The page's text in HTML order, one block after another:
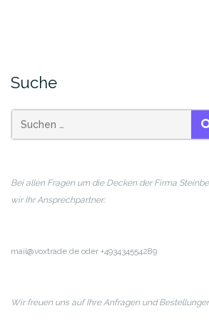
Suche
Bei allen Fragen um die Decken der Firma
wir Ihr Ansprechpartner:
mail@voxtrade.de oder +493434554289
Wir freuen uns auf Ihre Anfragen und